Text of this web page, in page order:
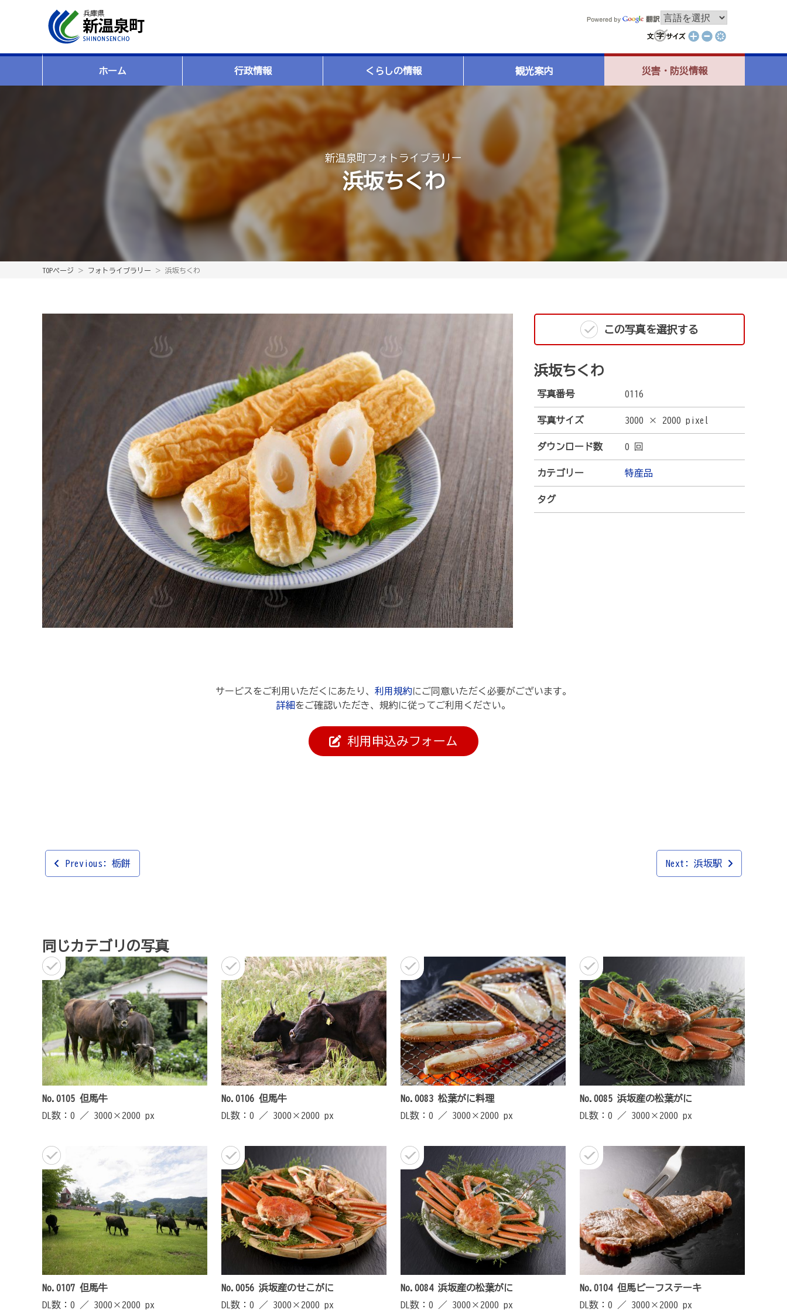
ホーム 行政情報 くらしの情報 観光案内 災害・防災情報
新温泉町フォトライブラリー
浜坂ちくわ
TOPページ ＞ フォトライブラリー ＞ 浜坂ちくわ
この写真を選択する
浜坂ちくわ
写真番号 0116
写真サイズ 3000 × 2000 pixel
ダウンロード数 0 回
カテゴリー 特産品
タグ
サービスをご利用いただくにあたり、 利用規約にご同意いただく必要がございます。
詳細をご確認いただき、規約に従ってご利用ください。
利用申込みフォーム
Previous: 栃餅 Next: 浜坂駅
同じカテゴリの写真
No.0105 但馬牛
DL数：0 ／ 3000×2000 px
No.0106 但馬牛
DL数：0 ／ 3000×2000 px
No.0083 松葉がに料理
DL数：0 ／ 3000×2000 px
No.0085 浜坂産の松葉がに
DL数：0 ／ 3000×2000 px
No.0107 但馬牛
DL数：0 ／ 3000×2000 px
No.0056 浜坂産のせこがに
DL数：0 ／ 3000×2000 px
No.0084 浜坂産の松葉がに
DL数：0 ／ 3000×2000 px
No.0104 但馬ビーフステーキ
DL数：0 ／ 3000×2000 px